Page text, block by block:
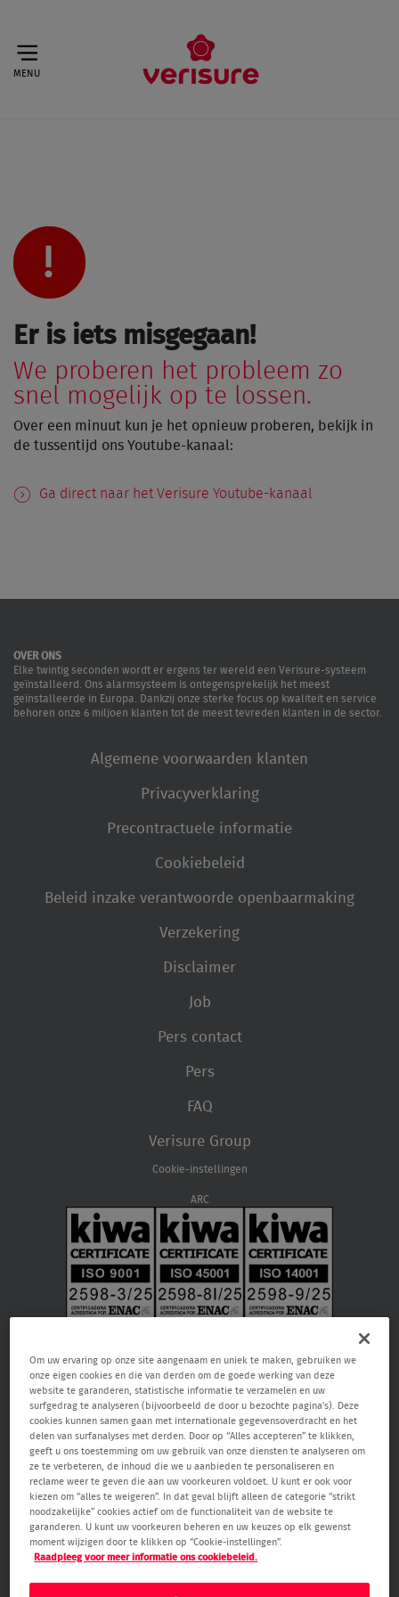
MENU
Er is iets misgegaan!
We proberen het probleem zo
snel mogelijk op te lossen.
Over een minuut kun je het opnieuw proberen, bekijk in
de tussentijd ons Youtube-kanaal:
Ga direct naar het Verisure Youtube-kanaal
OVER ONS
Elke twintig seconden wordt er ergens ter wereld een Verisure-systeem
geïnstalleerd. Ons alarmsysteem is ontegensprekelijk het meest
geïnstalleerde in Europa. Dankzij onze sterke focus op kwaliteit en service
behoren onze 6 miljoen klanten tot de meest tevreden klanten in de sector.
Algemene voorwaarden klanten
Privacyverklaring
Precontractuele informatie
Cookiebeleid
Beleid inzake verantwoorde openbaarmaking
Verzekering
Disclaimer
Job
Pers contact
Pers
FAQ
Verisure Group
Cookie-instellingen
ARC
Verisure NV, Raketstraat 66, 1130 Brussel, RPR Brussel 0459.866.904, email:
care@verisure.be, telefoonnummer:080090000, Vergunde
bewakingsonderneming en onderneming voor alarm- en camerasystemen.
Toezichthoudende autoriteit Federale Overheidsdienst Binnenlandse Zaken
– Algemene Directie Veiligheid & Preventie (Waterloolaan 76 1000 Brussel,
www.besafe.be
Om uw ervaring op onze site aangenaam en uniek te maken, gebruiken we
onze eigen cookies en die van derden om de goede werking van deze
website te garanderen, statistische informatie te verzamelen en uw
surfgedrag te analyseren (bijvoorbeeld de door u bezochte pagina's). Deze
cookies kunnen samen gaan met internationale gegevensoverdracht en het
delen van surfanalyses met derden. Door op “Alles accepteren” te klikken,
geeft u ons toestemming om uw gebruik van onze diensten te analyseren om
ze te verbeteren, de inhoud die we u aanbieden te personaliseren en
reclame weer te geven die aan uw voorkeuren voldoet. U kunt er ook voor
kiezen om “alles te weigeren”. In dat geval blijft alleen de categorie “strikt
noodzakelijke” cookies actief om de functionaliteit van de website te
garanderen. U kunt uw voorkeuren beheren en uw keuzes op elk gewenst
moment wijzigen door te klikken op “Cookie-instellingen”.
Raadpleeg voor meer informatie ons cookiebeleid.